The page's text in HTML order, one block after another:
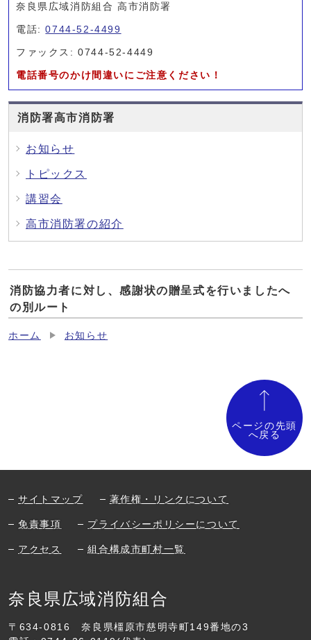
奈良県広域消防組合 高市消防署
電話:0744-52-4499
ファックス: 0744-52-4449
電話番号のかけ間違いにご注意ください！
消防署高市消防署
お知らせ
トピックス
講習会
高市消防署の紹介
消防協力者に対し、感謝状の贈呈式を行いましたへ
の別ルート
ホーム お知らせ
ページの先頭
へ戻る
サイトマップ 著作権・リンクについて
免責事項 プライバシーポリシーについて
アクセス 組合構成市町村一覧
奈良県広域消防組合
〒634-0816
奈良県橿原市慈明寺町149番地の3